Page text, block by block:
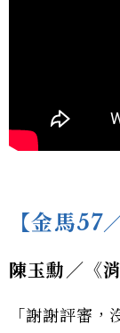
【金馬
陳玉勳／《
「謝謝評審